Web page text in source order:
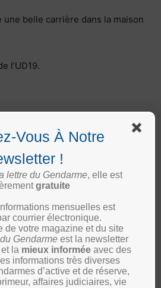
une belle carrière dans la maison
l’UD19.
de la
Aisne : 1ère doyenne de
l’UD02 à fêter son centenaire
Vous À Notre
!
lettre du Gendarme, elle est
gratuite
mensuelles est
courrier électronique.
de votre magazine et du site
Gendarme est la newsletter
et la mieux informéeavec des
informations très diverses
d’active et de réserve,
affaires judiciaires, vie